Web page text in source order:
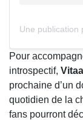
Pour
introspectif, Vitaa
prochaine d’un
quotidien de la
fans pourront